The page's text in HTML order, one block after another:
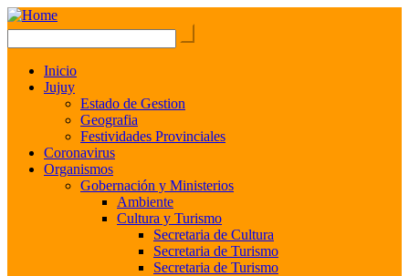
Inicio
Jujuy
Estado de Gestion
Geografia
Festividades Provinciales
Coronavirus
Organismos
Gobernación y Ministerios
Ambiente
Cultura y Turismo
Secretaria de Cultura
Secretaria de Turismo
Secretaria de Turismo